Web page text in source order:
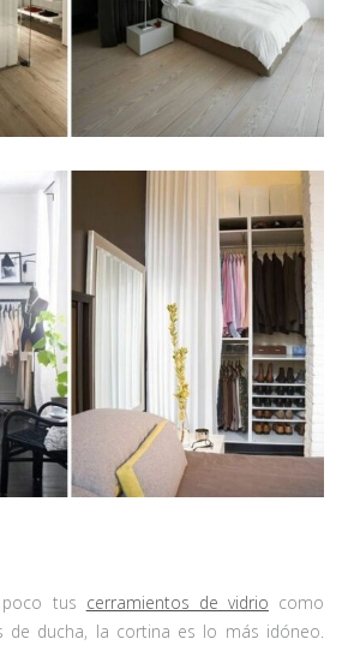
tus cerramientos de vidrio como
de ducha, la cortina es lo más idóneo.